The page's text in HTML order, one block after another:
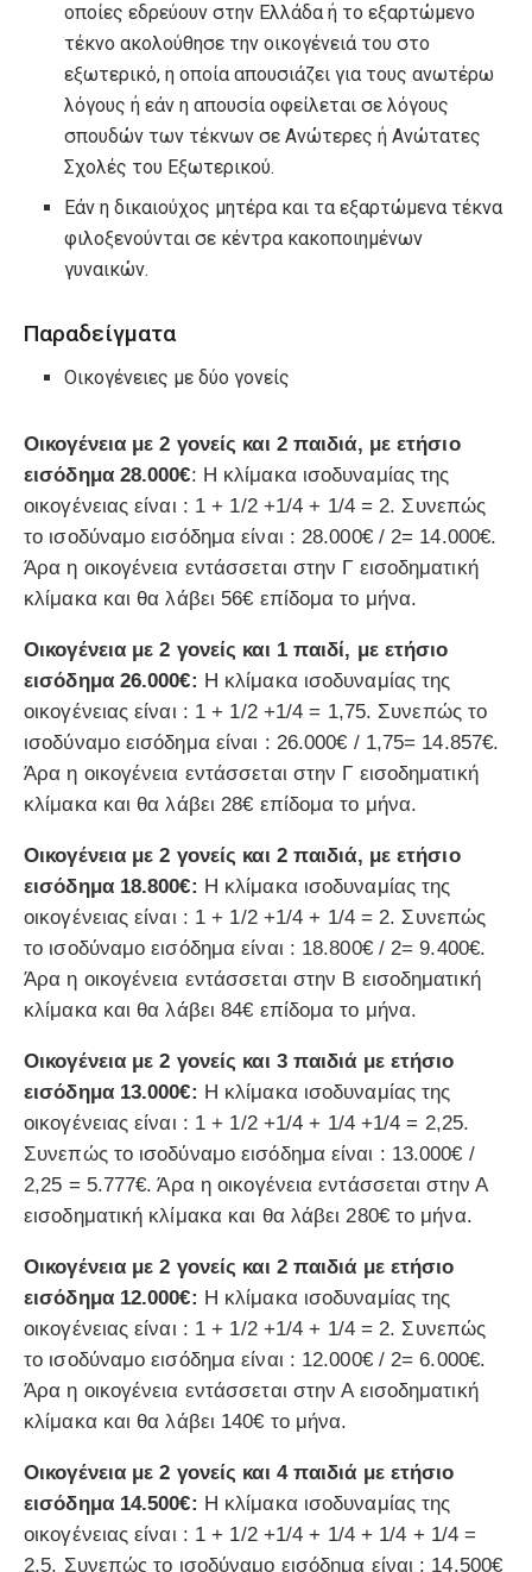
οποίες εδρεύουν στην Ελλάδα ή το εξαρτώμενο
τέκνο ακολούθησε την οικογένειά του στο
εξωτερικό, η οποία απουσιάζει για τους ανωτέρω
λόγους ή εάν η απουσία οφείλεται σε λόγους
σπουδών των τέκνων σε Ανώτερες ή Ανώτατες
Σχολές του Εξωτερικού.
Εάν η δικαιούχος μητέρα και τα εξαρτώμενα τέκνα
φιλοξενούνται σε κέντρα κακοποιημένων
γυναικών.
Παραδείγματα
Οικογένειες με δύο γονείς
Οικογένεια με 2 γονείς και 2 παιδιά, με ετήσιο
εισόδημα 28.000€: Η κλίμακα ισοδυναμίας της
οικογένειας είναι : 1 + 1/2 +1/4 + 1/4 = 2. Συνεπώς
το ισοδύναμο εισόδημα είναι : 28.000€ / 2= 14.000€.
Άρα η οικογένεια εντάσσεται στην Γ εισοδηματική
κλίμακα και θα λάβει 56€ επίδομα το μήνα.
Οικογένεια με 2 γονείς και 1 παιδί, με ετήσιο
εισόδημα 26.000€: Η κλίμακα ισοδυναμίας της
οικογένειας είναι : 1 + 1/2 +1/4 = 1,75. Συνεπώς το
ισοδύναμο εισόδημα είναι : 26.000€ / 1,75= 14.857€.
Άρα η οικογένεια εντάσσεται στην Γ εισοδηματική
κλίμακα και θα λάβει 28€ επίδομα το μήνα.
Οικογένεια με 2 γονείς και 2 παιδιά, με ετήσιο
εισόδημα 18.800€: Η κλίμακα ισοδυναμίας της
οικογένειας είναι : 1 + 1/2 +1/4 + 1/4 = 2. Συνεπώς
το ισοδύναμο εισόδημα είναι : 18.800€ / 2= 9.400€.
Άρα η οικογένεια εντάσσεται στην Β εισοδηματική
κλίμακα και θα λάβει 84€ επίδομα το μήνα.
Οικογένεια με 2 γονείς και 3 παιδιά με ετήσιο
εισόδημα 13.000€: Η κλίμακα ισοδυναμίας της
οικογένειας είναι : 1 + 1/2 +1/4 + 1/4 +1/4 = 2,25.
Συνεπώς το ισοδύναμο εισόδημα είναι : 13.000€ /
2,25 = 5.777€. Άρα η οικογένεια εντάσσεται στην Α
εισοδηματική κλίμακα και θα λάβει 280€ το μήνα.
Οικογένεια με 2 γονείς και 2 παιδιά με ετήσιο
εισόδημα 12.000€: Η κλίμακα ισοδυναμίας της
οικογένειας είναι : 1 + 1/2 +1/4 + 1/4 = 2. Συνεπώς
το ισοδύναμο εισόδημα είναι : 12.000€ / 2= 6.000€.
Άρα η οικογένεια εντάσσεται στην Α εισοδηματική
κλίμακα και θα λάβει 140€ το μήνα.
Οικογένεια με 2 γονείς και 4 παιδιά με ετήσιο
εισόδημα 14.500€: Η κλίμακα ισοδυναμίας της
οικογένειας είναι : 1 + 1/2 +1/4 + 1/4 + 1/4 + 1/4 =
2,5. Συνεπώς το ισοδύναμο εισόδημα είναι : 14.500€